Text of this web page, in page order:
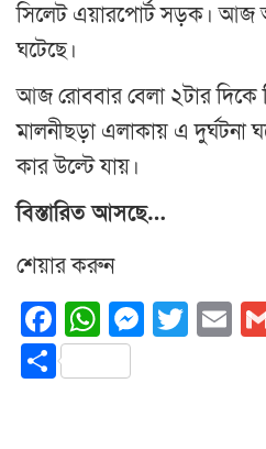
সিলেট এয়ারপোর্ট সড়ক। আজ
ঘটেছে।
আজ রোববার বেলা ২টার দিকে
মালনীছড়া এলাকায় এ দুর্ঘটনা
কার উল্টে যায়।
বিস্তারিত আসছে…
শেয়ার করুন
Facebook
WhatsApp
Share